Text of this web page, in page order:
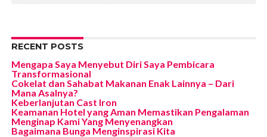
RECENT POSTS
Mengapa Saya Menyebut Diri Saya Pembicara
Transformasional
Cokelat dan Sahabat Makanan Enak Lainnya – Dari
Mana Asalnya?
Keberlanjutan Cast Iron
Keamanan Hotel yang Aman Memastikan Pengalaman
Menginap Kami Yang Menyenangkan
Bagaimana Bunga Menginspirasi Kita